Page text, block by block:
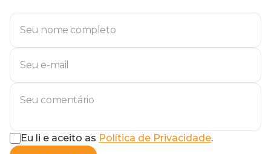
Eu li e aceito as Política de Privacidade.